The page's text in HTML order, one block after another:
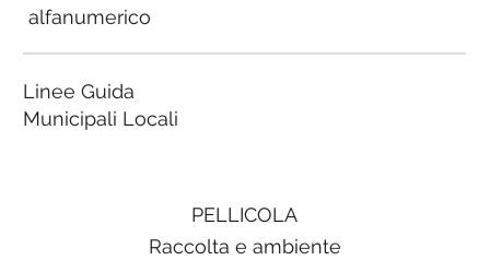
PELLICOLA
Raccolta e ambiente
alfanumerico
Linee Guida
Municipali Locali